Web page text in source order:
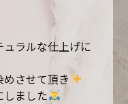
ラルな仕上げに
させて頂き
しました